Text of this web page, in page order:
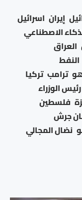
إيران اسرائيل
الاصطناعي
العراق
النفط
ترامب تركيا
رئيس الوزراء
فلسطين
جرش
نضال المجالي